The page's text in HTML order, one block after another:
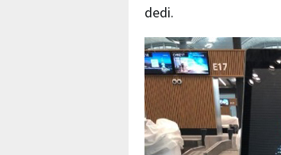
dedi.